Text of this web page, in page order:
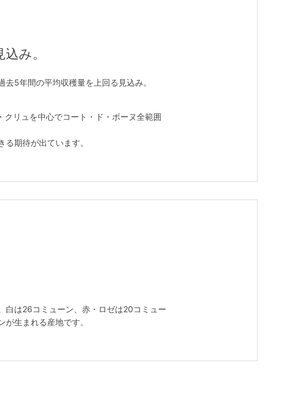
み。
5年間の平均収穫量を上回る見込み。
リュを中心でコート・ド・ボーヌ全範囲
期待が出ています。
白は26コミューン、赤・ロゼは20コミュー
生まれる産地です。